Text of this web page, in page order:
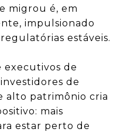
migrou é, em
impulsionado
estáveis.
executivos de
investidores de
alto patrimônio cria
mais
estar perto de